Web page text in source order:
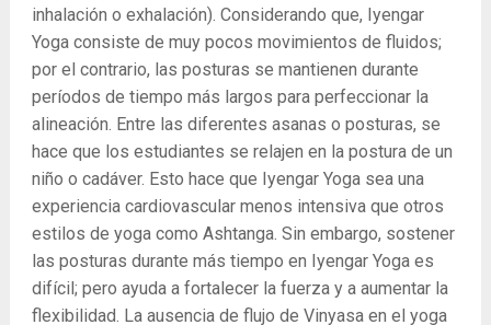
inhalación o exhalación). Considerando que, Iyengar
Yoga consiste de muy pocos movimientos de fluidos;
por el contrario, las posturas se mantienen durante
períodos de tiempo más largos para perfeccionar la
alineación. Entre las diferentes asanas o posturas, se
hace que los estudiantes se relajen en la postura de un
niño o cadáver. Esto hace que Iyengar Yoga sea una
experiencia cardiovascular menos intensiva que otros
estilos de yoga como Ashtanga. Sin embargo, sostener
las posturas durante más tiempo en Iyengar Yoga es
difícil; pero ayuda a fortalecer la fuerza y ​​a aumentar la
flexibilidad. La ausencia de flujo de Vinyasa en el yoga